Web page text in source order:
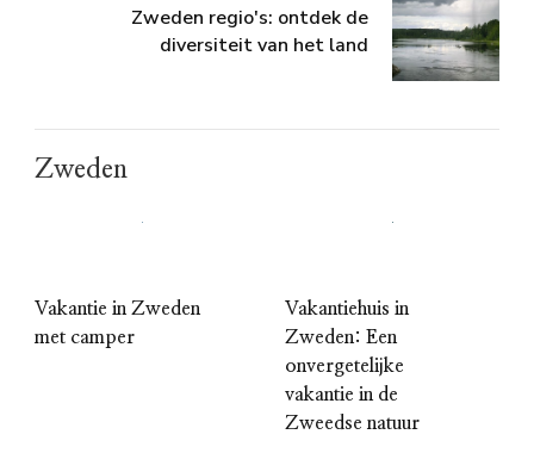
Zweden regio's: ontdek de
diversiteit van het land
Zweden
Vakantie in Zweden
met camper
Vakantiehuis in
Zweden: Een
onvergetelijke
vakantie in de
Zweedse natuur